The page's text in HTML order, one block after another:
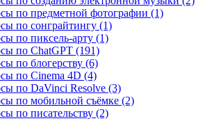
по предметной фотографии (1)
по сонграйтингу (1)
по пиксель-арту (1)
по ChatGPT (191)
по блогерству (6)
по Cinema 4D (4)
по DaVinci Resolve (3)
по мобильной съёмке (2)
по писательству (2)